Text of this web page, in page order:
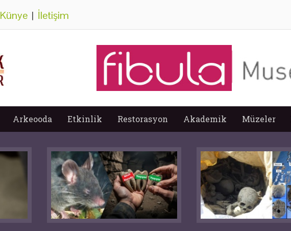
Künye | İletişim
Arkeooda Etkinlik Restorasyon Akademik Müzeler